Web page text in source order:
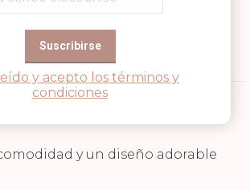
y un diseño adorable
y acepto los términos y
condiciones